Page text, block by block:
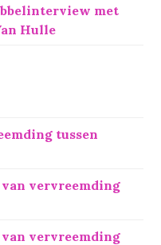
met
Hulle
tussen
van vervreemding
van vervreemding